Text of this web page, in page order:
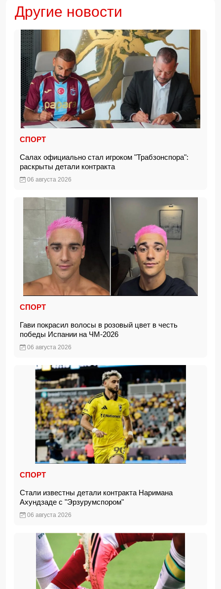
Другие новости
СПОРТ
Салах официально стал игроком "Трабзонспора":
раскрыты детали контракта
06 августа 2026
СПОРТ
Гави покрасил волосы в розовый цвет в честь
победы Испании на ЧМ-2026
06 августа 2026
СПОРТ
Стали известны детали контракта Наримана
Ахундзаде с "Эрзурумспором"
06 августа 2026